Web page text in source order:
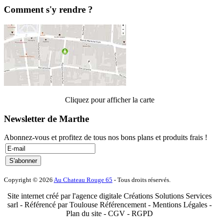
Comment s'y rendre ?
Cliquez pour afficher la carte
Newsletter de Marthe
Abonnez-vous et profitez de tous nos bons plans et produits frais !
Copyright © 2026 Au Chateau Rouge 65 - Tous droits réservés.
Site internet créé par l'agence digitale Créations Solutions Services
sarl - Référencé par Toulouse Référencement - Mentions Légales -
Plan du site - CGV - RGPD